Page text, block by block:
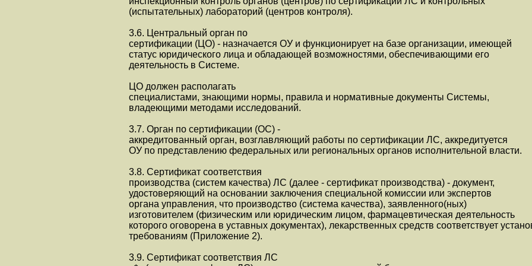
(испытательных) лабораторий (центров контроля).
3.6. Центральный орган по
сертификации (ЦО) - назначается ОУ и функционирует на базе организации, имеющей
статус юридического лица и обладающей возможностями, обеспечивающими его
деятельность в Системе.
ЦО должен располагать
специалистами, знающими нормы, правила и нормативные документы Системы,
владеющими методами исследований.
3.7. Орган по сертификации (ОС) -
аккредитованный орган, возглавляющий работы по сертификации ЛС, аккредитуется
ОУ по представлению федеральных или региональных органов исполнительной власти.
3.8. Сертификат соответствия
производства (систем качества) ЛС (далее - сертификат производства) - документ,
удостоверяющий на основании заключения специальной комиссии или экспертов
органа управления, что производство (система качества), заявленного(ных)
изготовителем (физическим или юридическим лицом, фармацевтическая деятельность
которого оговорена в уставных документах), лекарственных средств соответствует
требованиям (Приложение 2).
3.9. Сертификат соответствия ЛС